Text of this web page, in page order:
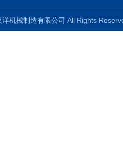
洋机械制造有限公司 All Rights